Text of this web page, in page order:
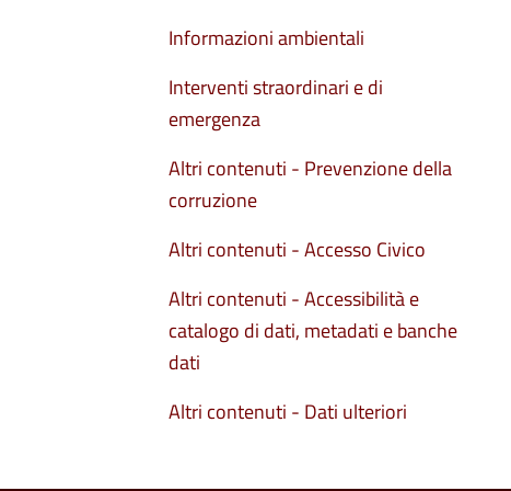
Informazioni ambientali
Interventi straordinari e di
emergenza
Altri contenuti - Prevenzione della
corruzione
Altri contenuti - Accesso Civico
Altri contenuti - Accessibilità e
catalogo di dati, metadati e banche
dati
Altri contenuti - Dati ulteriori